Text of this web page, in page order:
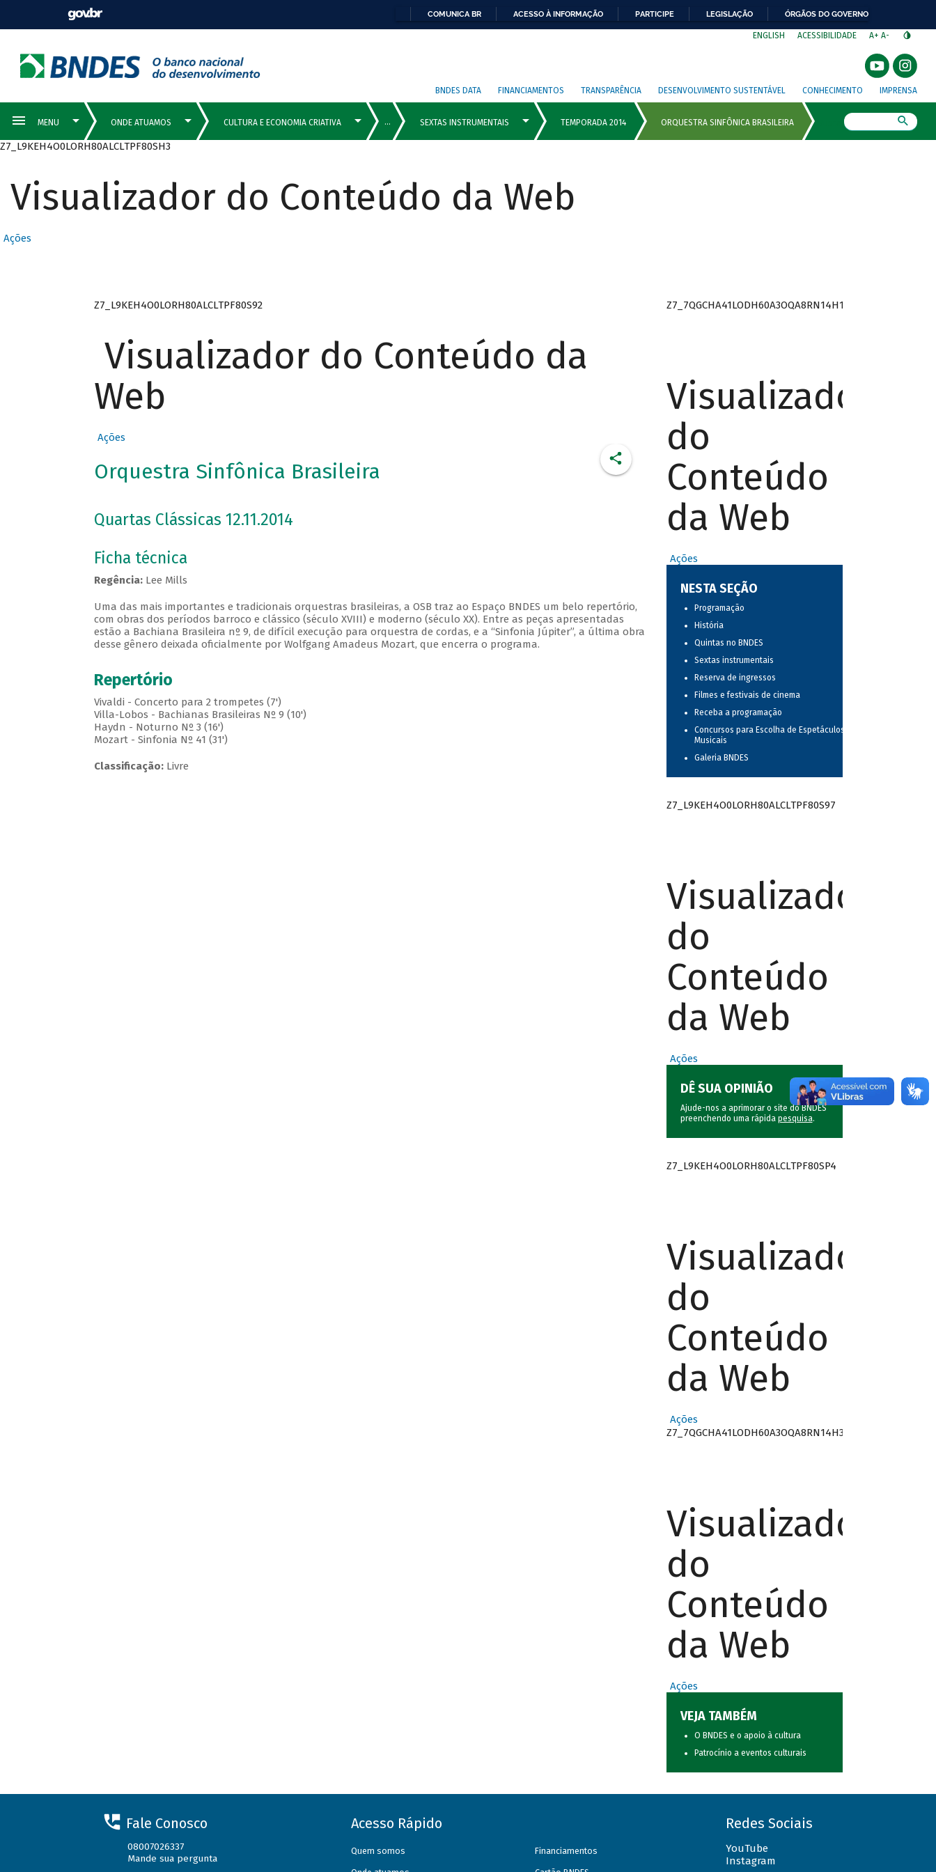
COMUNICA BR ACESSO À INFORMAÇÃO PARTICIPE LEGISLAÇÃO ÓRGÃOS DO GOVERNO
ENGLISH ACESSIBILIDADE A+ A-
BNDES DATA FINANCIAMENTOS TRANSPARÊNCIA DESENVOLVIMENTO SUSTENTÁVEL CONHECIMENTO IMPRENSA
Z7_L9KEH4O0LORH80ALCLTPF80SH3
Visualizador do Conteúdo da Web
Ações
Z7_L9KEH4O0LORH80ALCLTPF80S92
Visualizador do Conteúdo da
Web
Ações
Orquestra Sinfônica Brasileira
Quartas Clássicas 12.11.2014
Ficha técnica
Regência:Lee Mills
Uma das mais importantes e tradicionais orquestras brasileiras, a OSB traz ao Espaço BNDES um belo repertório,
com obras dos períodos barroco e clássico (século XVIII) e moderno (século XX). Entre as peças apresentadas
estão a Bachiana Brasileira nº 9, de difícil execução para orquestra de cordas, e a “Sinfonia Júpiter”, a última obra
desse gênero deixada oficialmente por Wolfgang Amadeus Mozart, que encerra o programa.
Repertório
Vivaldi - Concerto para 2 trompetes (7')
Villa-Lobos - Bachianas Brasileiras Nº 9 (10')
Haydn - Noturno Nº 3 (16')
Mozart - Sinfonia Nº 41 (31')
Classificação:Livre
Z7_7QGCHA41LODH60A3OQA8RN14H1
Visualizador
do
Conteúdo
da Web
Ações
NESTA SEÇÃO
Programação
História
Quintas no BNDES
Sextas instrumentais
Reserva de ingressos
Filmes e festivais de cinema
Receba a programação
Concursos para Escolha de Espetáculos
Musicais
Galeria BNDES
Z7_L9KEH4O0LORH80ALCLTPF80S97
Visualizador
do
Conteúdo
da Web
Ações
DÊ SUA OPINIÃO
Ajude-nos a aprimorar o site do BNDES
preenchendo uma rápida pesquisa.
Z7_L9KEH4O0LORH80ALCLTPF80SP4
Visualizador
do
Conteúdo
da Web
Ações
Z7_7QGCHA41LODH60A3OQA8RN14H3
Visualizador
do
Conteúdo
da Web
Ações
VEJA TAMBÉM
O BNDES e o apoio à cultura
Patrocínio a eventos culturais
Fale Conosco
08007026337
Mande sua pergunta
Acesso Rápido
Quem somos Financiamentos
Redes Sociais
YouTube
Instagram